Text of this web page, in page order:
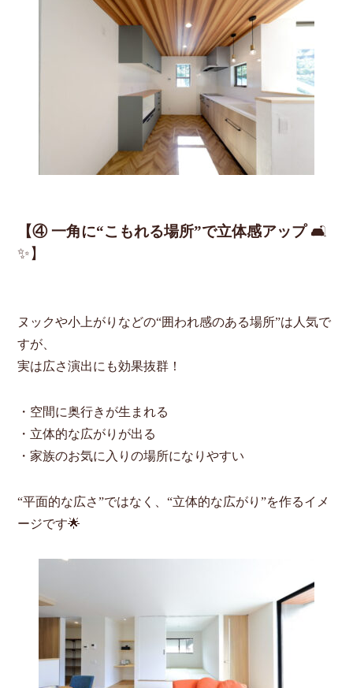
【④ 一角に“こもれる場所”で立体感アップ🛋
✨】
ヌックや小上がりなどの“囲われ感のある場所”は人気で
すが、
実は広さ演出にも効果抜群！
・空間に奥行きが生まれる
・立体的な広がりが出る
・家族のお気に入りの場所になりやすい
“平面的な広さ”ではなく、“立体的な広がり”を作るイメ
ージです🌟